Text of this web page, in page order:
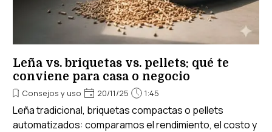
Leña vs. briquetas vs. pellets: qué te
conviene para casa o negocio
Consejos y uso 20/11/25 1:45
Leña tradicional, briquetas compactas o pellets
automatizados: comparamos el rendimiento, el costo y